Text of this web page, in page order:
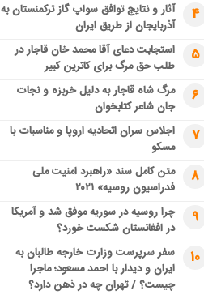
4
آثار و نتایج توافق سواپ گاز ترکمنستان به
آذربایجان از طریق ایران
5
استجابت دعای آقا محمد خان قاجار در
طلب حق مرگ برای کاترین کبیر
6
مرگ شاه قاجار به دلیل خربزه و نجات
جان شاعر کتابخوان
7
اجلاس سران اتحادیه اروپا و مناسبات با
مسکو
8
متن کامل سند «راهبرد امنیت ملی
فدراسیون روسیه» ۲۰۲۱
9
چرا روسیه در سوریه موفق شد و آمریکا
در افغانستان شکست خورد؟
10
سفر سرپرست وزارت خارجه طالبان به
ایران و دیدار با احمد مسعود؛ ماجرا
چیست؟ / تهران چه در ذهن دارد؟